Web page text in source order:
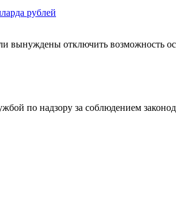
рублей
отключить возможность
по надзору за соблюдением